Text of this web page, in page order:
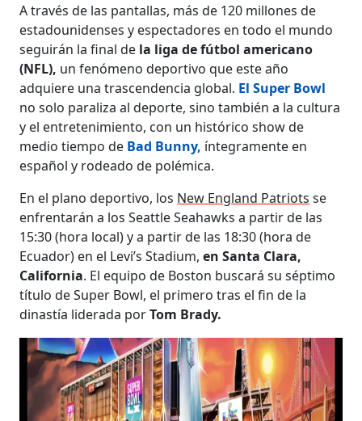
A través de las pantallas, más de 120 millones de
estadounidenses y espectadores en todo el mundo
seguirán la final de la liga de fútbol americano
(NFL), un fenómeno deportivo que este año
adquiere una trascendencia global. El Super Bowl
no solo paraliza al deporte, sino también a la cultura
y el entretenimiento, con un histórico show de
medio tiempo de Bad Bunny, íntegramente en
español y rodeado de polémica.
En el plano deportivo, los New England Patriots se
enfrentarán a los Seattle Seahawks a partir de las
15:30 (hora local) y a partir de las 18:30 (hora de
Ecuador) en el Levi’s Stadium,en Santa Clara,
California. El equipo de Boston buscará su séptimo
título de Super Bowl, el primero tras el fin de la
dinastía liderada porTom Brady.